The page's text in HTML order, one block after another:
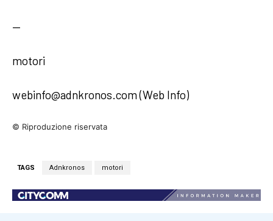
—
motori
webinfo@adnkronos.com (Web Info)
© Riproduzione riservata
TAGS Adnkronos motori